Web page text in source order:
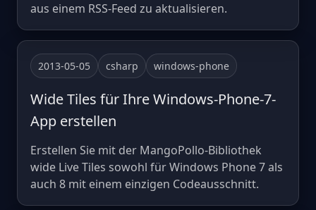
aus einem RSS-Feed zu aktualisieren.
2013-05-05 csharp windows-phone
Wide Tiles für Ihre Windows-Phone-7-
App erstellen
Erstellen Sie mit der MangoPollo-Bibliothek
wide Live Tiles sowohl für Windows Phone 7 als
auch 8 mit einem einzigen Codeausschnitt.